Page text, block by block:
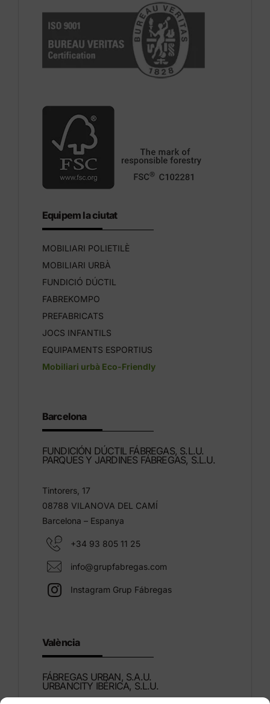
Equipem la ciutat
MOBILIARI POLIETILÈ
MOBILIARI URBÀ
FUNDICIÓ DÚCTIL
FABREKOMPO
PREFABRICATS
JOCS INFANTILS
EQUIPAMENTS ESPORTIUS
Mobiliari urbà Eco-Friendly
Barcelona
FUNDICIÓN DÚCTIL FÁBREGAS, S.L.U.
PARQUES Y JARDINES FÁBREGAS, S.L.U.
Tintorers, 17
08788 VILANOVA DEL CAMÍ
Barcelona – Espanya
+34 93 805 11 25
info@grupfabregas.com
Instagram Grup Fábregas
València
FÁBREGAS URBAN, S.A.U.
URBANCITY IBÉRICA, S.L.U.